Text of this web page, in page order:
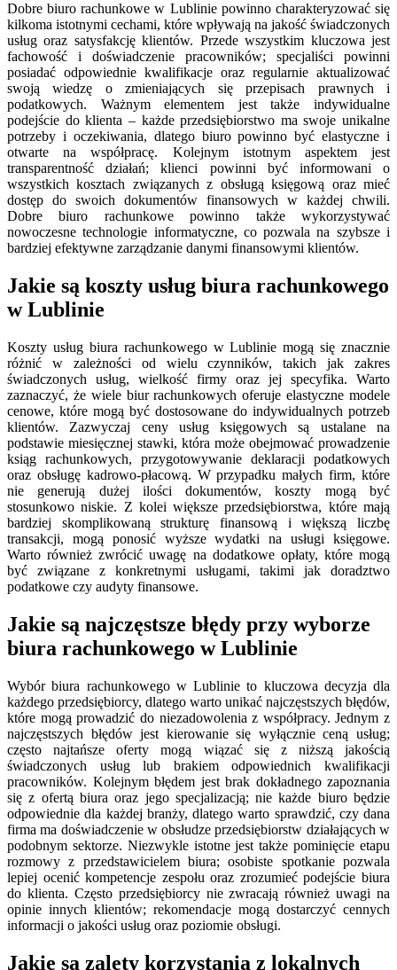
Dobre biuro rachunkowe w Lublinie powinno charakteryzować się
kilkoma istotnymi cechami, które wpływają na jakość świadczonych
usług oraz satysfakcję klientów. Przede wszystkim kluczowa jest
fachowość i doświadczenie pracowników; specjaliści powinni
posiadać odpowiednie kwalifikacje oraz regularnie aktualizować
swoją wiedzę o zmieniających się przepisach prawnych i
podatkowych. Ważnym elementem jest także indywidualne
podejście do klienta – każde przedsiębiorstwo ma swoje unikalne
potrzeby i oczekiwania, dlatego biuro powinno być elastyczne i
otwarte na współpracę. Kolejnym istotnym aspektem jest
transparentność działań; klienci powinni być informowani o
wszystkich kosztach związanych z obsługą księgową oraz mieć
dostęp do swoich dokumentów finansowych w każdej chwili.
Dobre biuro rachunkowe powinno także wykorzystywać
nowoczesne technologie informatyczne, co pozwala na szybsze i
bardziej efektywne zarządzanie danymi finansowymi klientów.
Jakie są koszty usług biura rachunkowego
w Lublinie
Koszty usług biura rachunkowego w Lublinie mogą się znacznie
różnić w zależności od wielu czynników, takich jak zakres
świadczonych usług, wielkość firmy oraz jej specyfika. Warto
zaznaczyć, że wiele biur rachunkowych oferuje elastyczne modele
cenowe, które mogą być dostosowane do indywidualnych potrzeb
klientów. Zazwyczaj ceny usług księgowych są ustalane na
podstawie miesięcznej stawki, która może obejmować prowadzenie
ksiąg rachunkowych, przygotowywanie deklaracji podatkowych
oraz obsługę kadrowo-płacową. W przypadku małych firm, które
nie generują dużej ilości dokumentów, koszty mogą być
stosunkowo niskie. Z kolei większe przedsiębiorstwa, które mają
bardziej skomplikowaną strukturę finansową i większą liczbę
transakcji, mogą ponosić wyższe wydatki na usługi księgowe.
Warto również zwrócić uwagę na dodatkowe opłaty, które mogą
być związane z konkretnymi usługami, takimi jak doradztwo
podatkowe czy audyty finansowe.
Jakie są najczęstsze błędy przy wyborze
biura rachunkowego w Lublinie
Wybór biura rachunkowego w Lublinie to kluczowa decyzja dla
każdego przedsiębiorcy, dlatego warto unikać najczęstszych błędów,
które mogą prowadzić do niezadowolenia z współpracy. Jednym z
najczęstszych błędów jest kierowanie się wyłącznie ceną usług;
często najtańsze oferty mogą wiązać się z niższą jakością
świadczonych usług lub brakiem odpowiednich kwalifikacji
pracowników. Kolejnym błędem jest brak dokładnego zapoznania
się z ofertą biura oraz jego specjalizacją; nie każde biuro będzie
odpowiednie dla każdej branży, dlatego warto sprawdzić, czy dana
firma ma doświadczenie w obsłudze przedsiębiorstw działających w
podobnym sektorze. Niezwykle istotne jest także pominięcie etapu
rozmowy z przedstawicielem biura; osobiste spotkanie pozwala
lepiej ocenić kompetencje zespołu oraz zrozumieć podejście biura
do klienta. Często przedsiębiorcy nie zwracają również uwagi na
opinie innych klientów; rekomendacje mogą dostarczyć cennych
informacji o jakości usług oraz poziomie obsługi.
Jakie są zalety korzystania z lokalnych